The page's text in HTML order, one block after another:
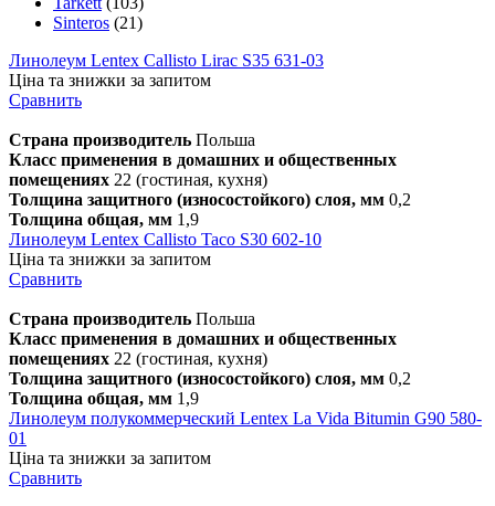
Sinteros (21)
Линолеум Lentex Callisto Lirac S35 631-03
Ціна та знижки за запитом
Сравнить
Страна производитель Польша
Класс применения в домашних и общественных
помещениях 22 (гостиная, кухня)
Толщина защитного (износостойкого) слоя, мм 0,2
Толщина общая, мм 1,9
Линолеум Lentex Callisto Taco S30 602-10
Ціна та знижки за запитом
Сравнить
Страна производитель Польша
Класс применения в домашних и общественных
помещениях 22 (гостиная, кухня)
Толщина защитного (износостойкого) слоя, мм 0,2
Толщина общая, мм 1,9
Линолеум полукоммерческий Lentex La Vida Bitumin G90 580-
01
Ціна та знижки за запитом
Сравнить